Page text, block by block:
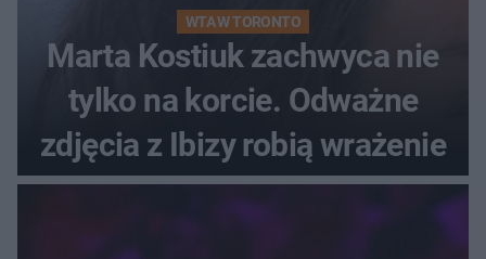
WTA W TORONTO
Marta Kostiuk zachwyca nie
tylko na korcie. Odważne
zdjęcia z Ibizy robią wrażenie